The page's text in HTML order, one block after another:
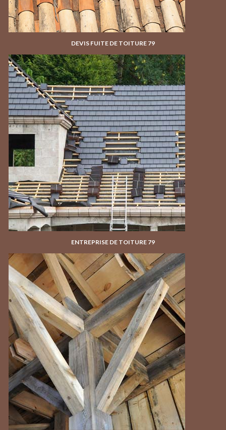
DEVIS FUITE DE TOITURE 79
ENTREPRISE DE TOITURE 79